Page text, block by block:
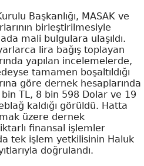
Başkanlığı, MASAK ve
birleştirilmesiyle
mali bulgulara ulaşıldı.
lira bağış toplayan
yapılan incelemelerde,
tamamen boşaltıldığı
göre dernek hesaplarında
TL, 8 bin 598 Dolar ve 19
kaldığı görüldü. Hatta
üzere dernek
finansal işlemler
tek işlem yetkilisinin Haluk
doğrulandı.